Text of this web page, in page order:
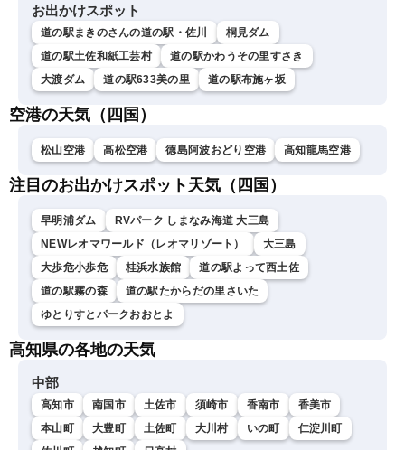
お出かけスポット
道の駅まきのさんの道の駅・佐川
桐見ダム
道の駅土佐和紙工芸村
道の駅かわうその里すさき
大渡ダム
道の駅633美の里 道の駅布施ヶ坂
空港の天気（四国）
松山空港 高松空港 徳島阿波おどり空港 高知龍馬空港
注目のお出かけスポット天気（四国）
早明浦ダム
RVパーク しまなみ海道 大三島
NEWレオマワールド（レオマリゾート）
大三島
大歩危小歩危
桂浜水族館
道の駅よって西土佐
道の駅霧の森
道の駅たからだの里さいた
ゆとりすとパークおおとよ
高知県の各地の天気
中部
高知市 南国市 土佐市 須崎市 香南市
香美市
本山町
大豊町 土佐町 大川村 いの町
仁淀川町